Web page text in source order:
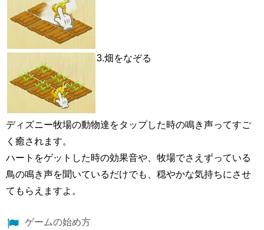
3.畑をなぞる
ディズニー牧場の動物達をタップした時の鳴き声ってすご
く癒されます。
ハートをゲットした時の効果音や、牧場でさえずっている
鳥の鳴き声を聞いているだけでも、穏やかな気持ちにさせ
てもらえますよ。
ゲームの始め方